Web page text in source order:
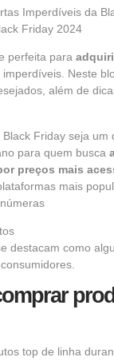
Imperdíveis da
Friday 2024
perfeita para
imperdíveis. Neste
além de
Friday seja um
para quem busca
preços mais
mais
destacam como
top de linha